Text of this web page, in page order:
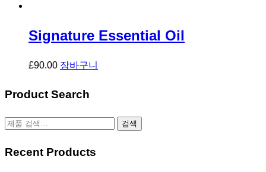
Signature Essential Oil
£90.00 장바구니
Product Search
검
검색
Recent Products